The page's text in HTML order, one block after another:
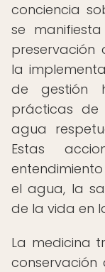
conciencia
se
preservación
la
de gestión
prácticas de
agua
Estas
el agua, la
de la vida en
La medicina